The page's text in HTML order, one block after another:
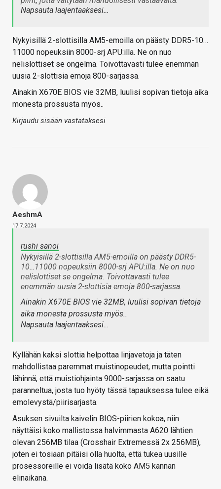
Napsauta laajentaaksesi…
Nykyisillä 2-slottisilla AM5-emoilla on päästy DDR5-10…
11000 nopeuksiin 8000-srj APU:illa. Ne on nuo
nelislottiset se ongelma. Toivottavasti tulee enemmän
uusia 2-slottisia emoja 800-sarjassa.
Ainakin X670E BIOS vie 32MB, luulisi sopivan tietoja aika
monesta prossusta myös..
Kirjaudu sisään vastataksesi
AeshmA
17.7.2024
rushi sanoi
Nykyisillä 2-slottisilla AM5-emoilla on päästy DDR5-
10…11000 nopeuksiin 8000-srj APU:illa. Ne on nuo
nelislottiset se ongelma. Toivottavasti tulee
enemmän uusia 2-slottisia emoja 800-sarjassa.
Ainakin X670E BIOS vie 32MB, luulisi sopivan tietoja
aika monesta prossusta myös..
Napsauta laajentaaksesi…
Kyllähän kaksi slottia helpottaa linjavetoja ja täten
mahdollistaa paremmat muistinopeudet, mutta pointti
lähinnä, että muistiohjainta 9000-sarjassa on saatu
paranneltua, josta tuo hyöty tässä tapauksessa tulee eikä
emolevystä/piirisarjasta.
Asuksen sivuilta kaivelin BIOS-piirien kokoa, niin
näyttäisi koko mallistossa halvimmasta A620 lähtien
olevan 256MB tilaa (Crosshair Extremessä 2x 256MB),
joten ei tosiaan pitäisi olla huolta, että tukea uusille
prosessoreille ei voida lisätä koko AM5 kannan
elinaikana.